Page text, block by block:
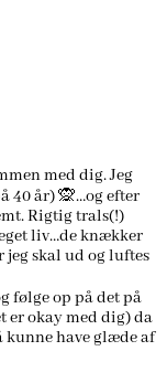
med dig. Jeg
40 år) 🙊…og efter
Rigtig trals(!)
liv…de knækker
jeg skal ud og luftes
følge op på det på
okay med dig) da
kunne have glæde af